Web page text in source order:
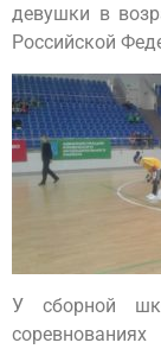
девушки в
Российской
У сборной